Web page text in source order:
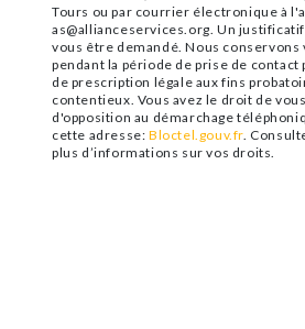
Tours ou par courrier électronique à
as@allianceservices.org. Un
vous être demandé. Nous conservons
pendant la période de prise de contact
de prescription légale aux fins
contentieux. Vous avez le droit de
d'opposition au démarchage
cette adresse: Bloctel.gouv.fr .
plus d’informations sur vos droits.